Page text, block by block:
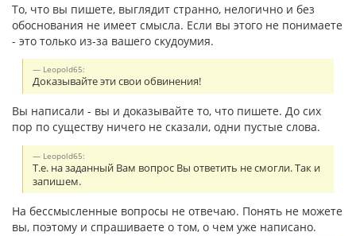
То, что вы пишете, выглядит странно, нелогично и без
обоснования не имеет смысла. Если вы этого не понимаете
- это только из-за вашего скудоумия.
Leopold65:
Доказывайте эти свои обвинения!
Вы написали - вы и доказывайте то, что пишете. До сих
пор по существу ничего не сказали, одни пустые слова.
Leopold65:
Т.е. на заданный Вам вопрос Вы ответить не смогли. Так и
запишем.
На бессмысленные вопросы не отвечаю. Понять не можете
вы, поэтому и спрашиваете о том, о чем уже написано.